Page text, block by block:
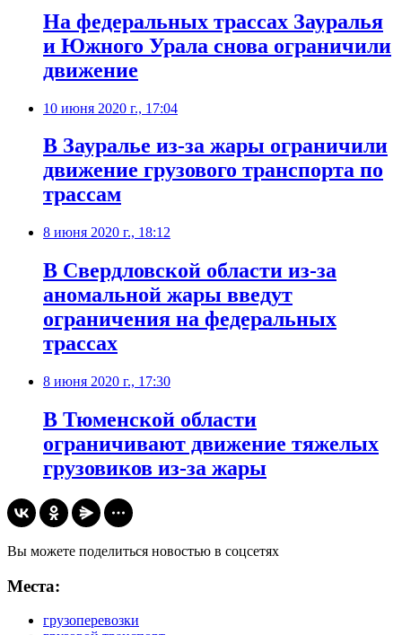
На федеральных трассах Зауралья
и Южного Урала снова ограничили
движение
10 июня 2020 г., 17:04
В Зауралье из-за жары ограничили
движение грузового транспорта по
трассам
8 июня 2020 г., 18:12
В Свердловской области из-за
аномальной жары введут
ограничения на федеральных
трассах
8 июня 2020 г., 17:30
В Тюменской области
ограничивают движение тяжелых
грузовиков из-за жары
Вы можете поделиться новостью в соцсетях
Места:
грузоперевозки